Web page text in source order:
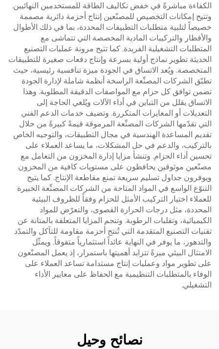
الكفاءة مباشرةً في خفض تكاليف الطاقة للمستخدمين النهائيين.
وتتيح إمكانات التخصيص للمصنّعين إنتاج أحزمة دائرية مصممة
خصيصاً لتلبية متطلبات التطبيقات المحددة، بما في ذلك الأطوال
والأقطار والتركيبات المادية المخصصة التي تتماشى مع
المتطلبات التشغيلية الفريدة. كما تتيح مرونة عمليات التصنيع
الحديثة تطوير نماذج أولية بسرعة وإنتاج دفعات صغيرة للتطبيقات
المتخصصة. ويُعد الاتساق في الجودة ميزة تنافسية رئيسية، حيث
تطبّق الشركات المصنِّعة الراسخة أنظمة شاملة لإدارة الجودة
تضمن توافق كل حزام مع المواصفات الدقيقة المطلوبة. وهذا
الاتساق يقلل من التباين في أداء الآلات ويُلغي الحاجة إلى
التعديلات أو المعايرات المتكررة. وتضيف خدمات الدعم الفني
التي تقدّمها الشركات المصنِّعة المرموقة قيمةً كبيرةً من خلال
تقديم المساعدة الهندسية في مجال التطبيقات، والتوجيه الخاص
بالتركيب، والدعم في حل المشكلات، ما يساعد العملاء على
تحسين أداء الحزام. وتنشأ مزايا إدارة المخزون من التعامل مع
مصنّعين موثوقين يحافظون على مستويات كافية من المخزون
ويوفرون جداول تسليم سريعة تمنع مقاطعة الإنتاج. كما يتيح
التنوّع الواسع في المواد المتاحة من الشركات المصنِّعة الخبيرة
للعملاء اختيار التركيب الأمثل للحزام وفقاً للظروف البيئية
المحددة، مثل درجات الحرارة القصوى، والتعرّض للمواد
الكيميائية، وتقلبات الرطوبة. وتنجم المزايا المتعلقة بالمتانة عن
تقنيات التصنيع المتقدمة التي تُنتج أحزمة مقاومة للتآكل والتمدّد
والتدهور، ما يوفر في النهاية عائداً استثمارياً متفوقاً. ويمثّل
الامتثال البيئي ميزةً تتزايد أهميتها باستمرار، إذ يعمل المصنّعون
على تطوير مواد وعمليات إنتاج مستدامة تساعد العملاء على
الوفاء بالمتطلبات التنظيمية مع الحفاظ على معايير الأداء
التشغيلي.
نصائح وحيل